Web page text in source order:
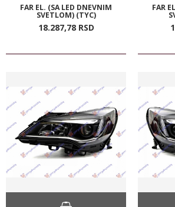
FAR EL. (SA LED DNEVNIM
SVETLOM) (TYC)
18.287,78 RSD
FAR